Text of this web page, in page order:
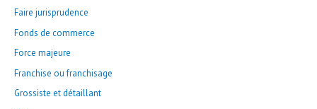
Faire jurisprudence
Fonds de commerce
Force majeure
Franchise ou franchisage
Grossiste et détaillant